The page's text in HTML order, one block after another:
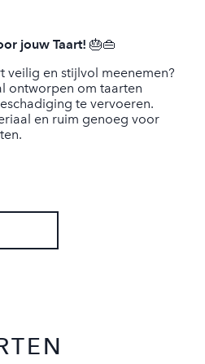
jouw Taart! 🎂👜
veilig en stijlvol meenemen?
ontworpen om taarten
te vervoeren.
en ruim genoeg voor